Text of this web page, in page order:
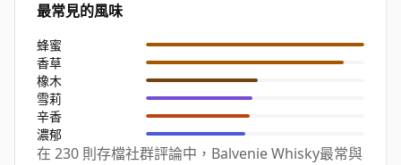
最常見的風味
蜂蜜
香草
橡木
雪莉
辛香
濃郁
在 230 則存檔社群評論中，Balvenie Whisky最常與